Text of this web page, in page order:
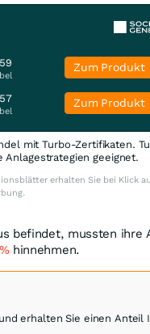
Zum Produkt
Zum Produkt
mit Turbo-Zertifikaten.
geeignet.
erhalten Sie bei Klick
befindet, mussten ihre
%hinnehmen.
und erhalten Sie einen Anteil